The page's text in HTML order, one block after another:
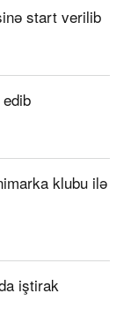
start verilib
klubu ilə
iştirak